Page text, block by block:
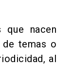
que nacen
de temas o
al